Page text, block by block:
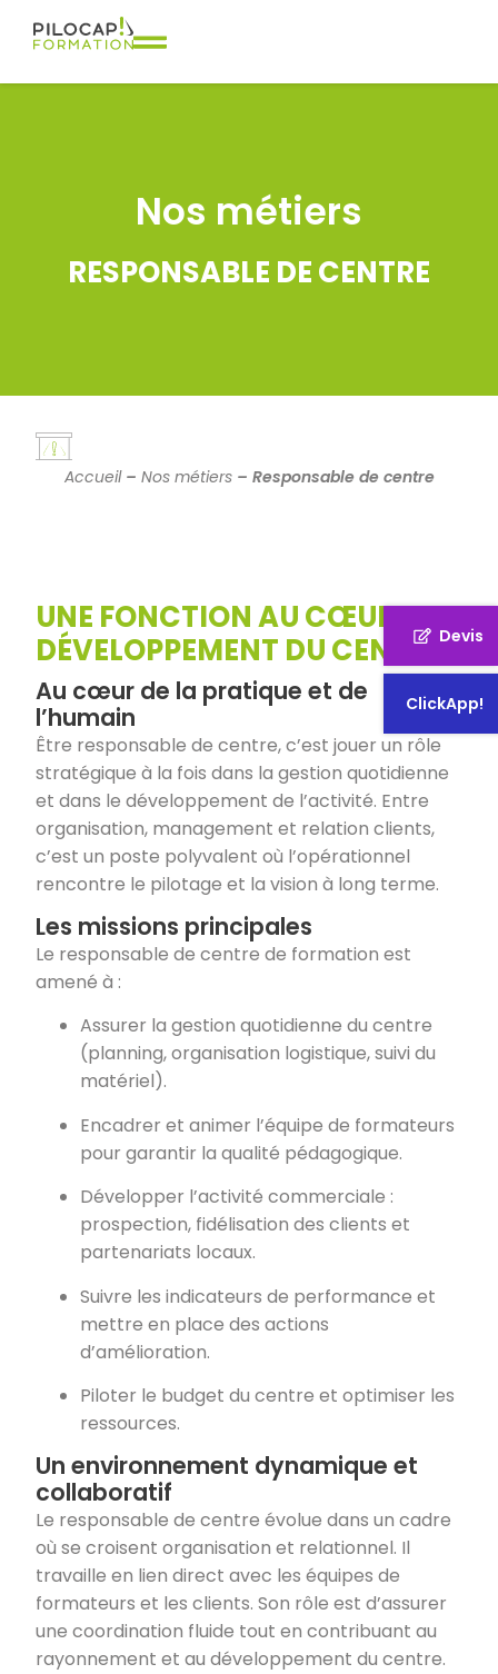
Devis
ClickApp!
Nos métiers
RESPONSABLE DE CENTRE
Accueil– Nos métiers– Responsable de centre
UNE FONCTION AU CŒUR DU
DÉVELOPPEMENT DU CENTRE
Au cœur de la pratique et de
l’humain
Être responsable de centre, c’est jouer un rôle
stratégique à la fois dans la gestion quotidienne
et dans le développement de l’activité. Entre
organisation, management et relation clients,
c’est un poste polyvalent où l’opérationnel
rencontre le pilotage et la vision à long terme.
Les missions principales
Le responsable de centre de formation est
amené à :
Assurer la gestion quotidienne du centre
(planning, organisation logistique, suivi du
matériel).
Encadrer et animer l’équipe de formateurs
pour garantir la qualité pédagogique.
Développer l’activité commerciale :
prospection, fidélisation des clients et
partenariats locaux.
Suivre les indicateurs de performance et
mettre en place des actions
d’amélioration.
Piloter le budget du centre et optimiser les
ressources.
Un environnement dynamique et
collaboratif
Le responsable de centre évolue dans un cadre
où se croisent organisation et relationnel. Il
travaille en lien direct avec les équipes de
formateurs et les clients. Son rôle est d’assurer
une coordination fluide tout en contribuant au
rayonnement et au développement du centre.